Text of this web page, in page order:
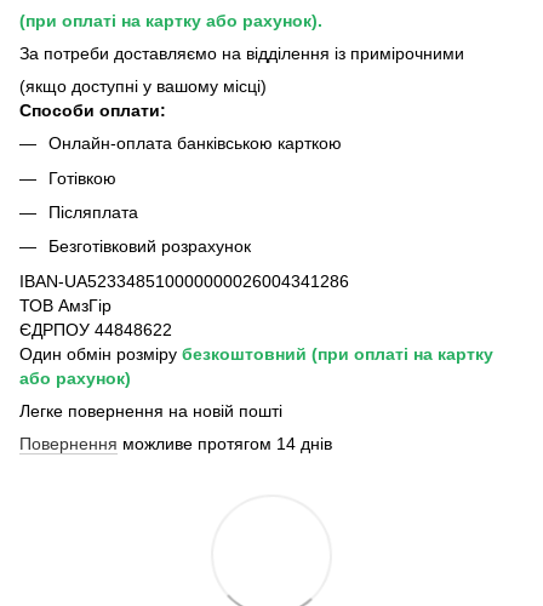
(при оплаті на картку або рахунок).
За потреби доставляємо на відділення із примірочними
(якщо доступні у вашому місці)
Способи оплати:
Онлайн-оплата банківською карткою
Готівкою
Післяплата
Безготівковий розрахунок
IBAN-UA523348510000000026004341286
ТОВ АмзГір
ЄДРПОУ 44848622
Один обмін розміру безкоштовний (при оплаті на картку
або рахунок)
Легке повернення на новій пошті
Повернення можливе протягом 14 днів